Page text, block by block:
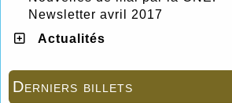
Newsletter avril 2017
Actualités
Derniers billets